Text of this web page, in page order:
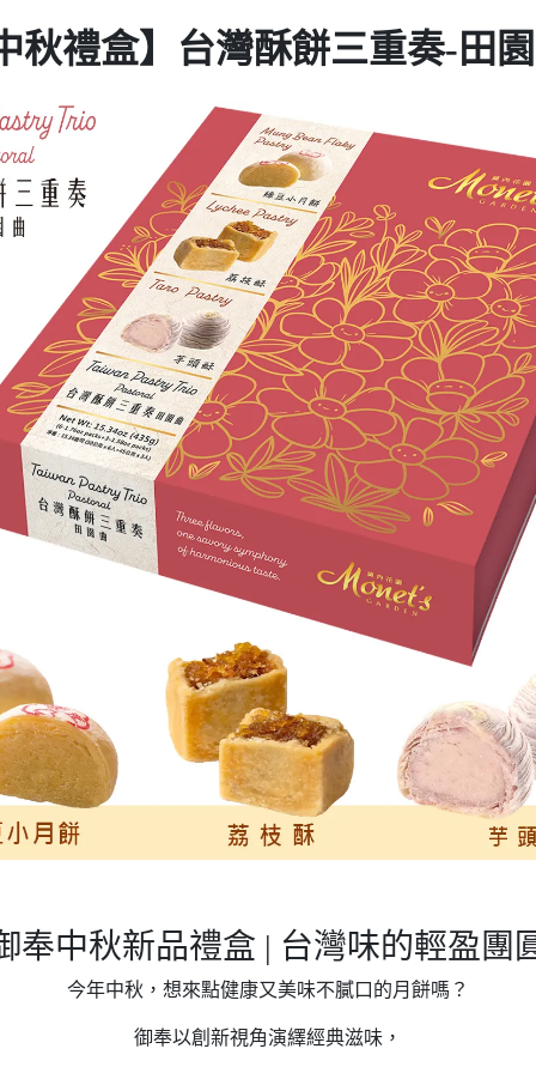
秋禮盒】台灣酥餅三重奏-田
奉中秋新品禮盒 | 台灣味的輕盈團
今年中秋，想來點健康又美味不膩口的月餅嗎？
御奉以創新視角演繹經典滋味，